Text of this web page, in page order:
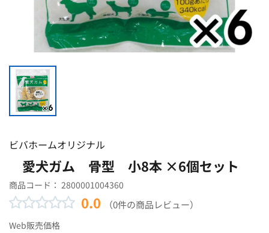
ビバホームオリジナル
愛犬ガム 骨型 小8本 ×6個セット
商品コード： 2800001004360
0.0 （0件の商品レビュー）
Web販売価格